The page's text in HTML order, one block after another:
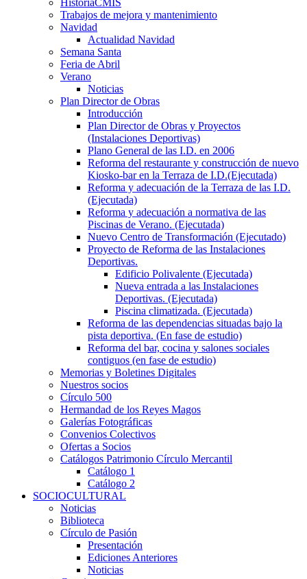
Trabajos de mejora y mantenimiento
Navidad
Actualidad Navidad
Semana Santa
Feria de Abril
Verano
Noticias
Plan Director de Obras
Introducción
Plan Director de Obras y Proyectos
(Instalaciones Deportivas)
Plano General de las I.D. en 2006
Reforma del restaurante y construcción de nuevo
Kiosko-bar en la Terraza de I.D.(Ejecutada)
Reforma y adecuación de la Terraza de las I.D.
(Ejecutada)
Reforma y adecuación a normativa de las
Piscinas de Verano. (Ejecutada)
Nuevo Centro de Transformación (Ejecutado)
Proyecto de Reforma de las Instalaciones
Deportivas.
Edificio Polivalente (Ejecutada)
Nueva entrada a las Instalaciones
Deportivas. (Ejecutada)
Piscina climatizada. (Ejecutada)
Reforma de las dependencias situadas bajo la
pista deportiva. (En fase de estudio)
Reforma del bar, cocina y salones sociales
contiguos (en fase de estudio)
Memorias y Boletines Digitales
Nuestros socios
Círculo 500
Hermandad de los Reyes Magos
Galerías Fotográficas
Convenios Colectivos
Ofertas a Socios
Catálogos Patrimonio Círculo Mercantil
Catálogo 1
Catálogo 2
SOCIOCULTURAL
Noticias
Biblioteca
Círculo de Pasión
Presentación
Ediciones Anteriores
Noticias